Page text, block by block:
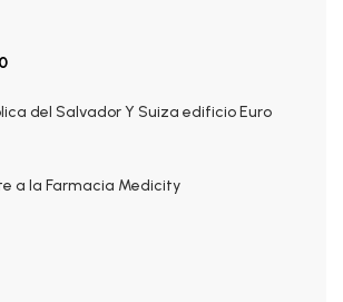
del Salvador Y Suiza edificio Euro
a la Farmacia Medicity